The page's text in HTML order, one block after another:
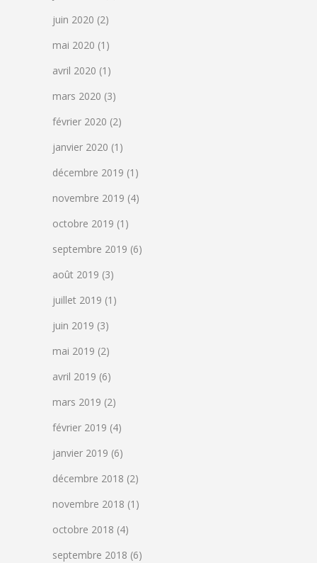
juin 2020 (2)
mai 2020 (1)
avril 2020 (1)
mars 2020 (3)
février 2020 (2)
janvier 2020 (1)
décembre 2019 (1)
novembre 2019 (4)
octobre 2019 (1)
septembre 2019 (6)
août 2019 (3)
juillet 2019 (1)
juin 2019 (3)
mai 2019 (2)
avril 2019 (6)
mars 2019 (2)
février 2019 (4)
janvier 2019 (6)
décembre 2018 (2)
novembre 2018 (1)
octobre 2018 (4)
septembre 2018 (6)